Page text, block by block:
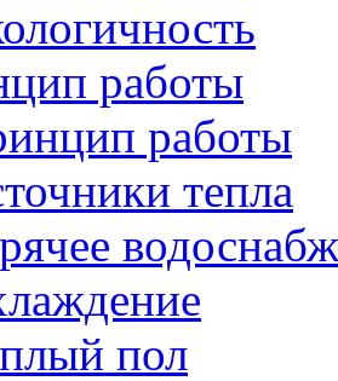
работы
работы
тепла
пол